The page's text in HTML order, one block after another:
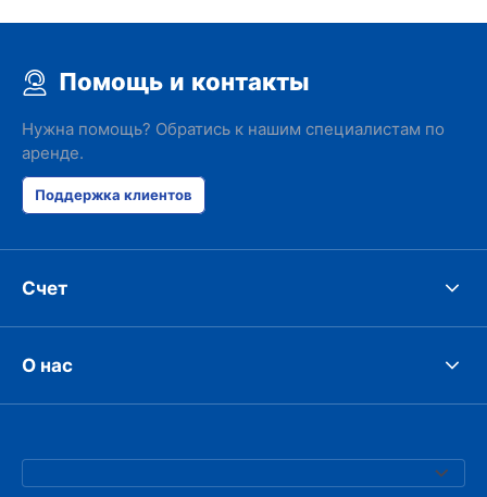
Помощь и контакты
Нужна помощь? Обратись к нашим специалистам по
аренде.
Поддержка клиентов
Счет
О нас